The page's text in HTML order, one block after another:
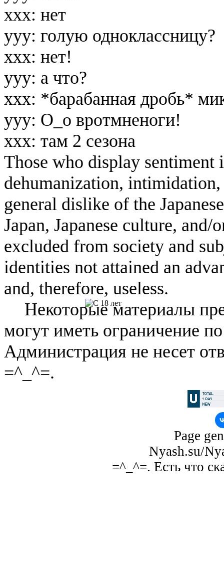
ххх: нет
ууу: голую одноклассницу?
ххх: нет!
ууу: а что?
ххх: *барабанная дробь*
ууу: О_о вротмненоги!
ххх: там 2 сезона
Those who display
dehumanization,
general dislike of the
Japan, Japanese culture, and/
excluded from society and
identities not attained an
and, therefore, useless.
Некоторые материалы
могут иметь ограничение
Администрация не несет
=^_^=.
Page
Nyash.su/
=^_^=. Есть что